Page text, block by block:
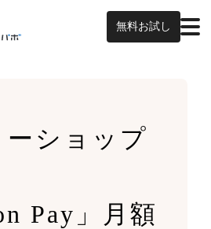
無料お試し
ーショップ
Pay」月額